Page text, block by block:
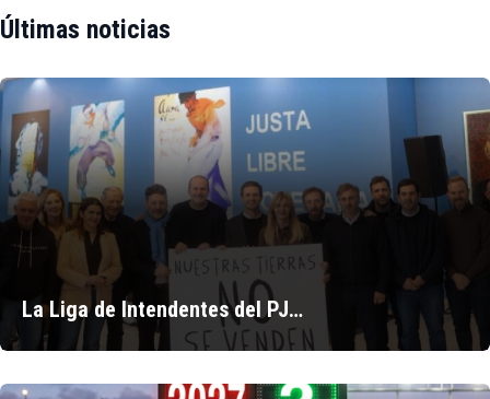
Últimas noticias
La Liga de Intendentes del PJ…